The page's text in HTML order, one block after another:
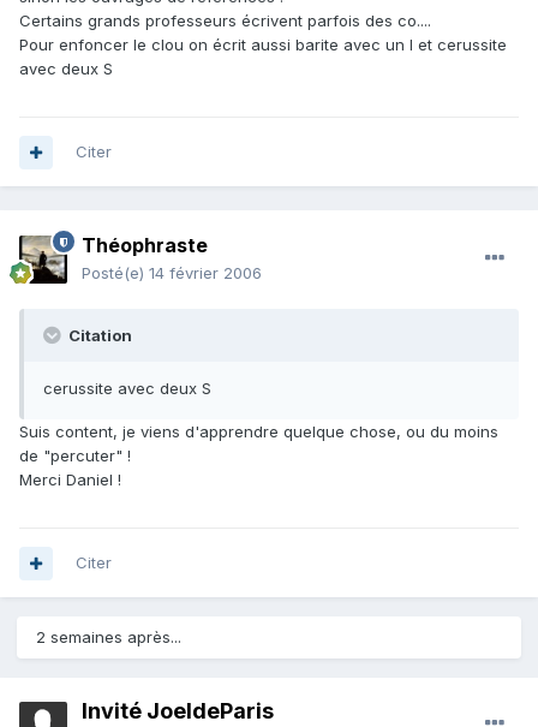
Certains grands professeurs écrivent parfois des co....
Pour enfoncer le clou on écrit aussi barite avec un I et cerussite
avec deux S
Citer
Théophraste
Posté(e) 14 février 2006
Citation
cerussite avec deux S
Suis content, je viens d'apprendre quelque chose, ou du moins
de "percuter" !
Merci Daniel !
Citer
2 semaines après...
Invité JoeldeParis